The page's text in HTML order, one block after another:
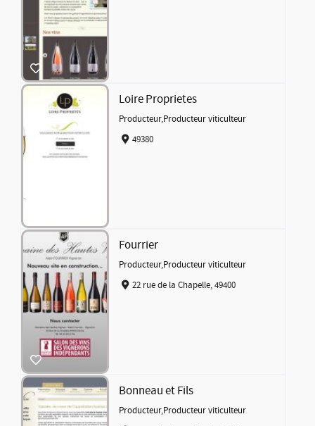
Loire Proprietes
Producteur,Producteur viticulteur
49380
Fourrier
Producteur,Producteur viticulteur
22 rue de la Chapelle, 49400
Bonneau et Fils
Producteur,Producteur viticulteur